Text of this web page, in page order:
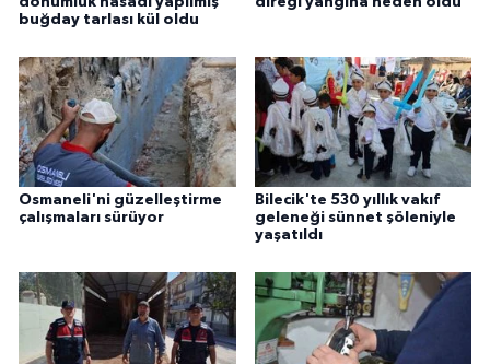
buğday tarlası kül oldu
Osmaneli'ni güzelleştirme
çalışmaları sürüyor
Bilecik'te 530 yıllık vakıf
geleneği sünnet şöleniyle
yaşatıldı
Yerel Haberler